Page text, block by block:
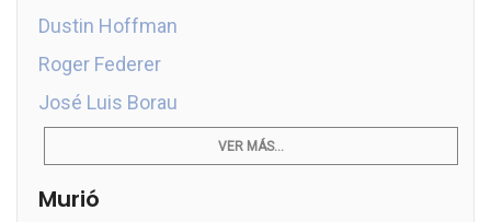
Dustin Hoffman
Roger Federer
José Luis Borau
VER MÁS...
Murió